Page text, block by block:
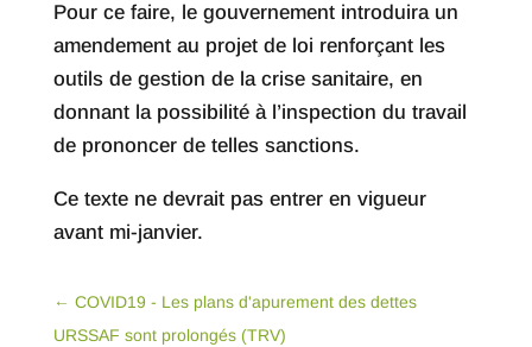
Pour ce faire, le gouvernement introduira un
amendement au projet de loi renforçant les
outils de gestion de la crise sanitaire, en
donnant la possibilité à l’inspection du travail
de prononcer de telles sanctions.
Ce texte ne devrait pas entrer en vigueur
avant mi-janvier.
← COVID19 - Les plans d'apurement des dettes
URSSAF sont prolongés (TRV)